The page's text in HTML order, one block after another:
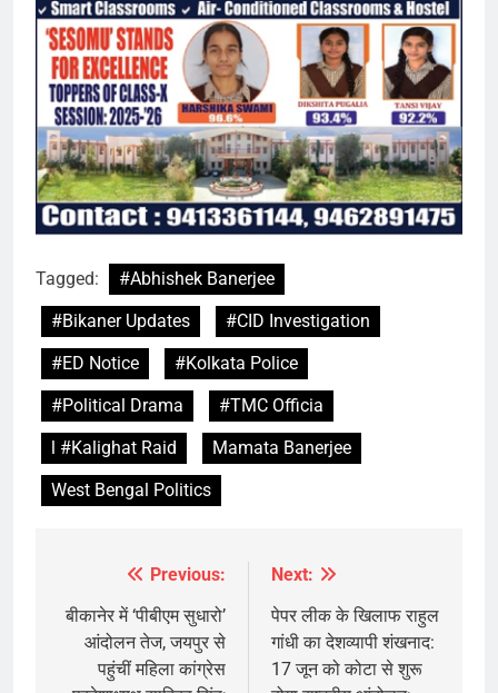
Tagged:
#Abhishek Banerjee
#Bikaner Updates
#CID Investigation
#ED Notice
#Kolkata Police
#Political Drama
#TMC Officia
l #Kalighat Raid
Mamata Banerjee
West Bengal Politics
navigation
Previous:
बीकानेर में ‘पीबीएम सुधारो’
आंदोलन तेज, जयपुर से
पहुंचीं महिला कांग्रेस
Next:
पेपर लीक के खिलाफ राहुल
गांधी का देशव्यापी शंखनाद:
17 जून को कोटा से शुरू